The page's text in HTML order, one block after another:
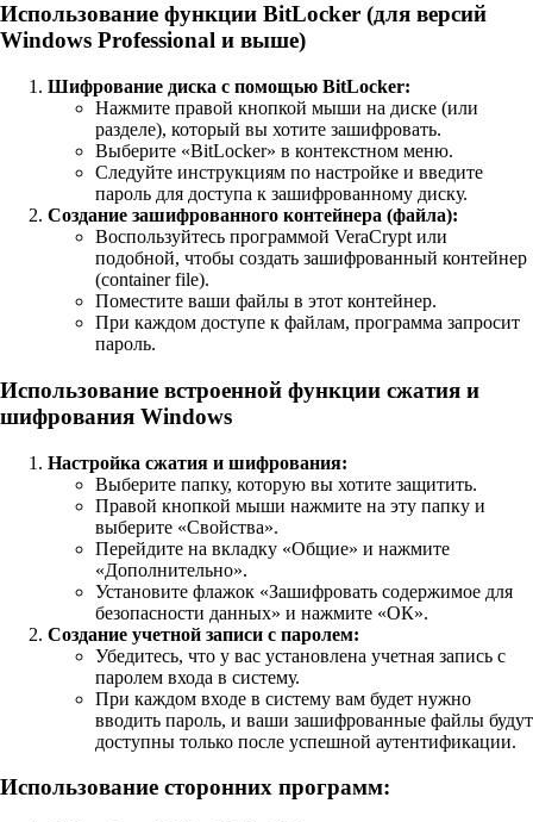
Использование функции BitLocker (для версий
Windows Professional и выше)
Шифрование диска с помощью BitLocker:
Нажмите правой кнопкой мыши на диске (или
разделе), который вы хотите зашифровать.
Выберите «BitLocker» в контекстном меню.
Следуйте инструкциям по настройке и введите
пароль для доступа к зашифрованному диску.
Создание зашифрованного контейнера (файла):
Воспользуйтесь программой VeraCrypt или
подобной, чтобы создать зашифрованный контейнер
(container file).
Поместите ваши файлы в этот контейнер.
При каждом доступе к файлам, программа запросит
пароль.
Использование встроенной функции сжатия и
шифрования Windows
Настройка сжатия и шифрования:
Выберите папку, которую вы хотите защитить.
Правой кнопкой мыши нажмите на эту папку и
выберите «Свойства».
Перейдите на вкладку «Общие» и нажмите
«Дополнительно».
Установите флажок «Зашифровать содержимое для
безопасности данных» и нажмите «ОК».
Создание учетной записи с паролем:
Убедитесь, что у вас установлена учетная запись с
паролем входа в систему.
При каждом входе в систему вам будет нужно
вводить пароль, и ваши зашифрованные файлы будут
доступны только после успешной аутентификации.
Использование сторонних программ: